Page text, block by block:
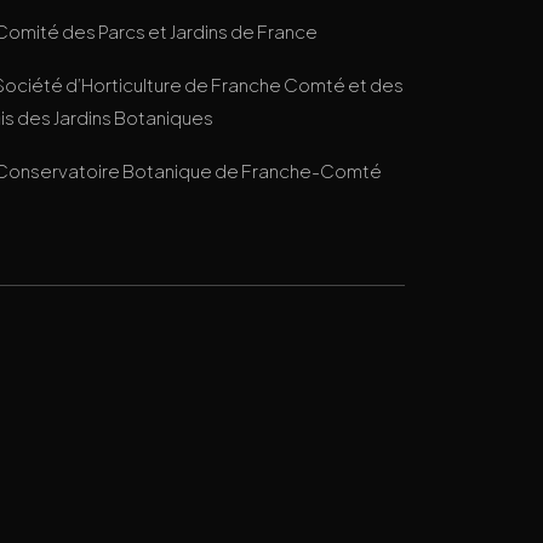
des Parcs et Jardins de France
d’Horticulture de Franche Comté et des
des Jardins Botaniques
Botanique de Franche-Comté